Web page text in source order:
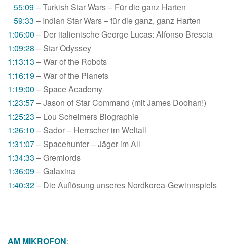
55:09– Turkish Star Wars – Für die ganz Harten
59:33 – Indian Star Wars – für die ganz, ganz Harten
1:06:00 – Der italienische George Lucas: Alfonso Brescia
1:09:28 – Star Odyssey
1:13:13 – War of the Robots
1:16:19– War of the Planets
1:19:00 – Space Academy
1:23:57– Jason of Star Command (mit James Doohan!)
1:25:23 – Lou Scheimers Biographie
1:26:10 – Sador – Herrscher im Weltall
1:31:07– Spacehunter – Jäger im All
1:34:33 – Gremlords
1:36:09– Galaxina
1:40:32– Die Auflösung unseres Nordkorea-Gewinnspiels
AM MIKROFON: